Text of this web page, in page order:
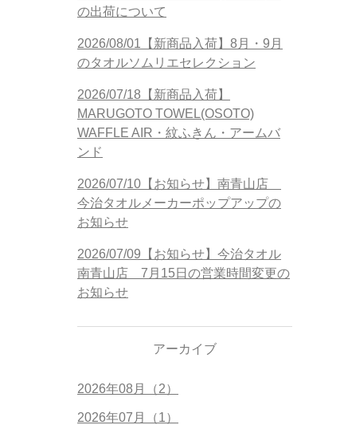
の出荷について
2026/08/01【新商品入荷】8月・9月
のタオルソムリエセレクション
2026/07/18【新商品入荷】
MARUGOTO TOWEL(OSOTO)
WAFFLE AIR・紋ふきん・アームバ
ンド
2026/07/10【お知らせ】南青山店
今治タオルメーカーポップアップの
お知らせ
2026/07/09【お知らせ】今治タオル
南青山店 7月15日の営業時間変更の
お知らせ
アーカイブ
2026年08月（2）
2026年07月（1）